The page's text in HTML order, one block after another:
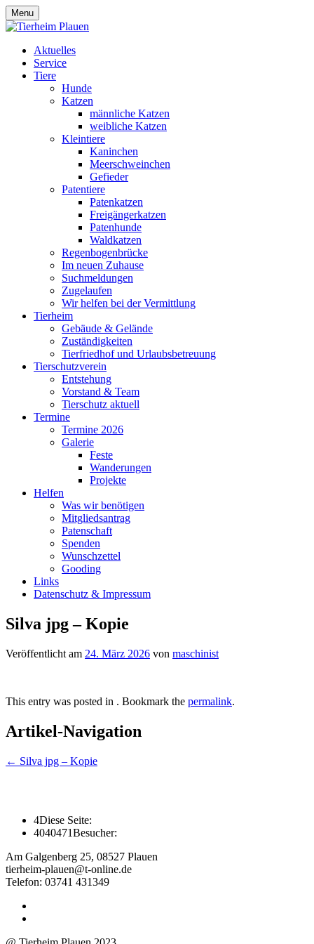
Menu
Aktuelles
Service
Tiere
Hunde
Katzen
männliche Katzen
weibliche Katzen
Kleintiere
Kaninchen
Meerschweinchen
Gefieder
Patentiere
Patenkatzen
Freigängerkatzen
Patenhunde
Waldkatzen
Regenbogenbrücke
Im neuen Zuhause
Suchmeldungen
Zugelaufen
Wir helfen bei der Vermittlung
Tierheim
Gebäude & Gelände
Zuständigkeiten
Tierfriedhof und Urlaubsbetreuung
Tierschutzverein
Entstehung
Vorstand & Team
Tierschutz aktuell
Termine
Termine 2026
Galerie
Feste
Wanderungen
Projekte
Helfen
Was wir benötigen
Mitgliedsantrag
Patenschaft
Spenden
Wunschzettel
Gooding
Links
Datenschutz & Impressum
Silva jpg – Kopie
Veröffentlicht am 24. März 2026 von maschinist
This entry was posted in . Bookmark the permalink.
Artikel-Navigation
← Silva jpg – Kopie
4Diese Seite:
4040471Besucher:
Am Galgenberg 25, 08527 Plauen
tierheim-plauen@t-online.de
Telefon: 03741 431349